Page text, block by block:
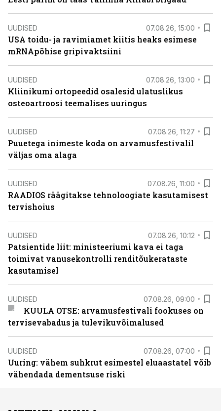
UUDISED 07.08.26, 15:00
USA toidu- ja ravimiamet kiitis heaks esimese
mRNApõhise gripivaktsiini
UUDISED 07.08.26, 13:00
Kliinikumi ortopeedid osalesid ulatuslikus
osteoartroosi teemalises uuringus
UUDISED 07.08.26, 11:27
Puuetega inimeste koda on arvamusfestivalil
väljas oma alaga
UUDISED 07.08.26, 11:00
RAADIOS räägitakse tehnoloogiate kasutamisest
tervishoius
UUDISED 07.08.26, 10:12
Patsientide liit: ministeeriumi kava ei taga
toimivat vanusekontrolli renditõukerataste
kasutamisel
UUDISED 07.08.26, 09:00
KUULA OTSE: arvamusfestivali fookuses on
tervisevabadus ja tulevikuvõimalused
UUDISED 07.08.26, 07:00
Uuring: vähem suhkrut esimestel eluaastatel võib
vähendada dementsuse riski